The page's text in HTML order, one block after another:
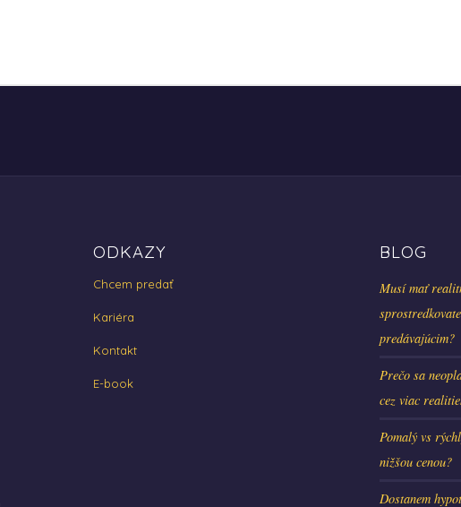
ODKAZY
Chcem predať
Kariéra
Kontakt
E-book
BLOG
Musí mať
predávajúcim?
Prečo sa
cez viac
Pomalý vs
nižšou cenou?
Dostanem